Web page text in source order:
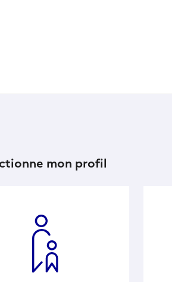
mon profil